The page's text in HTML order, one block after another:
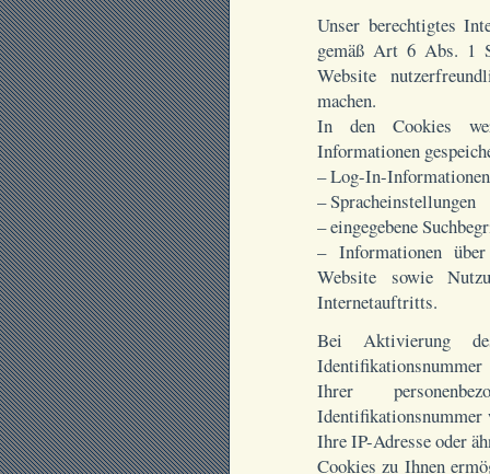
Unser berechtigtes
gemäß Art 6 Abs. 1
Website
machen.
In den Cookies
Informationen
– Log-In-Informationen
– Spracheinstellungen
– eingegebene
– Informationen
Website sowie
Internetauftritts.
Bei Aktivierung
Ihrer
Ihre IP-Adresse oder
Cookies zu Ihnen